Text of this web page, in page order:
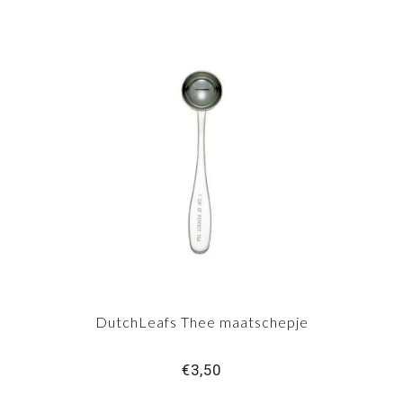
DutchLeafs Thee maatschepje
€3,50